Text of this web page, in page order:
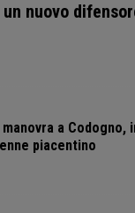
nuovo
a Codogno,
piacentino